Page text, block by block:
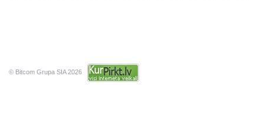
© Bitcom Grupa SIA 2026